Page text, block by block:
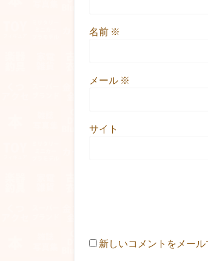
名前 ※
メール ※
サイト
新しいコメントをメール